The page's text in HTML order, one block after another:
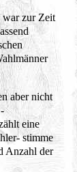
war zur Zeit
aber nicht
eine
stimme
Anzahl der